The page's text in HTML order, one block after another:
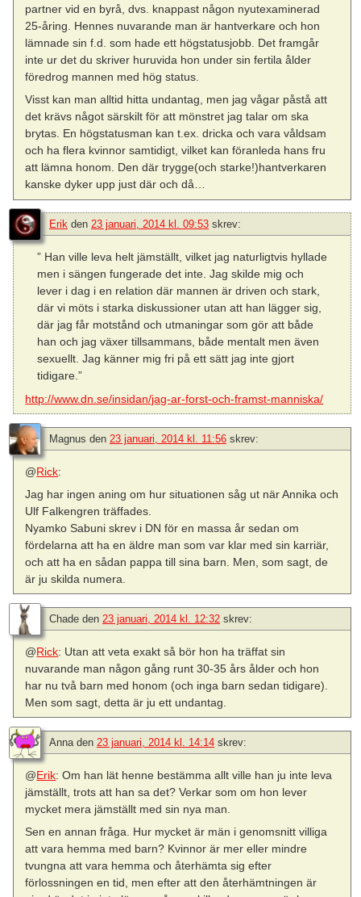
partner vid en byrå, dvs. knappast någon nyutexaminerad
25-åring. Hennes nuvarande man är hantverkare och hon
lämnade sin f.d. som hade ett högstatusjobb. Det framgår
inte ur det du skriver huruvida hon under sin fertila ålder
föredrog mannen med hög status.
Visst kan man alltid hitta undantag, men jag vågar påstå att
det krävs något särskilt för att mönstret jag talar om ska
brytas. En högstatusman kan t.ex. dricka och vara våldsam
och ha flera kvinnor samtidigt, vilket kan föranleda hans fru
att lämna honom. Den där trygge(och starke!)hantverkaren
kanske dyker upp just där och då…
Erik den 23 januari, 2014 kl. 09:53 skrev:
” Han ville leva helt jämställt, vilket jag naturligtvis hyllade
men i sängen fungerade det inte. Jag skilde mig och
lever i dag i en relation där mannen är driven och stark,
där vi möts i starka diskussioner utan att han lägger sig,
där jag får motstånd och utmaningar som gör att både
han och jag växer tillsammans, både mentalt men även
sexuellt. Jag känner mig fri på ett sätt jag inte gjort
tidigare.”
http://www.dn.se/insidan/jag-ar-forst-och-framst-manniska/
Magnus den 23 januari, 2014 kl. 11:56 skrev:
@Rick:
Jag har ingen aning om hur situationen såg ut när Annika och
Ulf Falkengren träffades.
Nyamko Sabuni skrev i DN för en massa år sedan om
fördelarna att ha en äldre man som var klar med sin karriär,
och att ha en sådan pappa till sina barn. Men, som sagt, de
är ju skilda numera.
Chade den 23 januari, 2014 kl. 12:32 skrev:
@Rick: Utan att veta exakt så bör hon ha träffat sin
nuvarande man någon gång runt 30-35 års ålder och hon
har nu två barn med honom (och inga barn sedan tidigare).
Men som sagt, detta är ju ett undantag.
Annaden 23 januari, 2014 kl. 14:14 skrev:
@Erik: Om han lät henne bestämma allt ville han ju inte leva
jämställt, trots att han sa det? Verkar som om hon lever
mycket mera jämställt med sin nya man.
Sen en annan fråga. Hur mycket är män i genomsnitt villiga
att vara hemma med barn? Kvinnor är mer eller mindre
tvungna att vara hemma och återhämta sig efter
förlossningen en tid, men efter att den återhämtningen är